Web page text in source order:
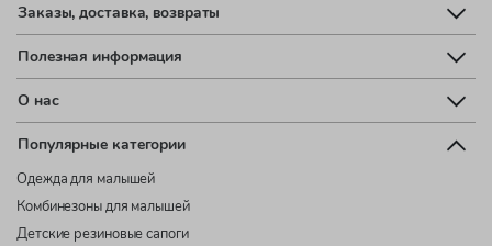
Заказы, доставка, возвраты
Полезная информация
О нас
Популярные категории
Одежда для малышей
Комбинезоны для малышей
Детские резиновые сапоги